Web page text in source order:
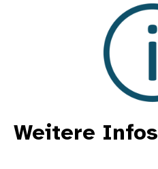
Weitere Infos